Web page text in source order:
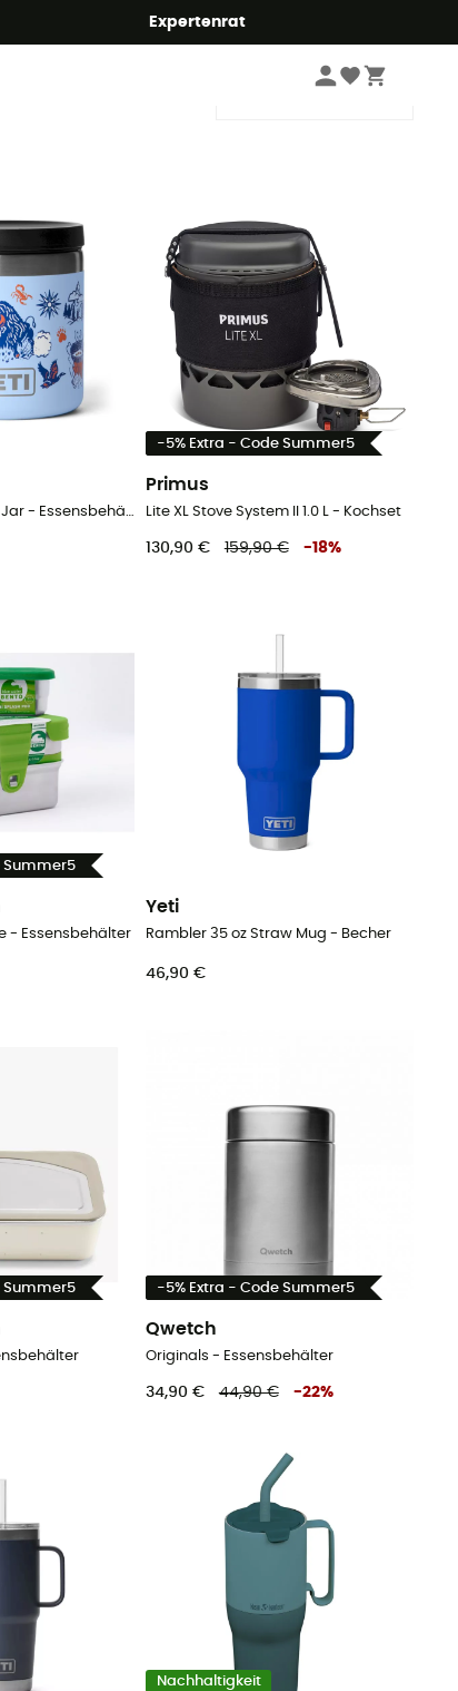
Expertenrat
Rambler 8 oz Food Jar - Essensbehälter
-5% Extra - Code Summer5
Primus
Lite XL Stove System II 1.0 L - Kochset
130,90 € 159,90 € -18%
Summer5
- Essensbehälter
Yeti
Rambler 35 oz Straw Mug - Becher
46,90 €
Summer5
-5% Extra - Code Summer5
Qwetch
Originals - Essensbehälter
34,90 € 44,90 € -22%
Nachhaltigkeit